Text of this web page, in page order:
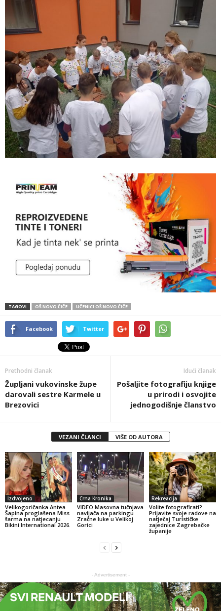
TAGOVI OŠ NOVO ČIČE UČENICI OŠ NOVO ČIČE
Facebook Twitter
Prethodni članak
Župljani vukovinske župe
darovali sestre Karmele u
Brezovici
Idući članak
Pošaljite fotografiju knjige
u prirodi i osvojite
jednogodišnje članstvo
VEZANI ČLANCI VIŠE OD AUTORA
Izdvojeno
Velikogoričanka Antea
Šapina proglašena Miss
šarma na natjecanju
Bikini International 2026.
Crna Kronika
VIDEO Masovna tučnjava
navijača na parkingu
Zračne luke u Velikoj
Gorici
Rekreacija
Volite fotografirati?
Prijavite svoje radove na
natječaj Turističke
zajednice Zagrebačke
županije
- Advertisement -